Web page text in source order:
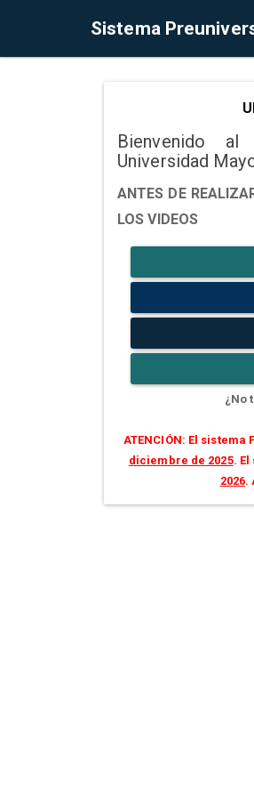
Sistema
Bienvenido
Universidad
ANTES DE
LOS VIDEOS
¿No
ATENCIÓN: El sistema
diciembre de 2025.
2026.